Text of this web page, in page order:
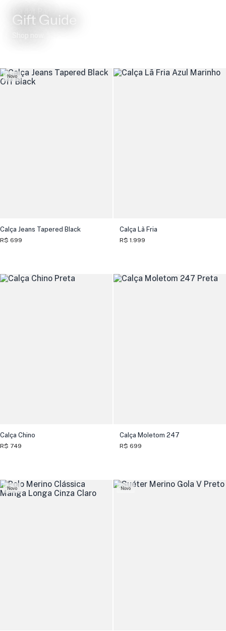
Gift Guide
Novo
Calça Jeans Tapered Black
R$ 699
Calça Lã Fria
R$ 1.999
Calça Chino
R$ 749
Calça Moletom 247
R$ 699
Novo Novo